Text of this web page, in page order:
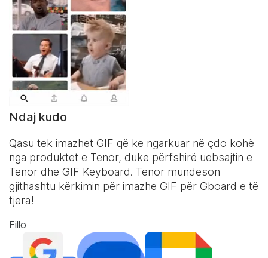
Ndaj kudo
Qasu tek imazhet GIF që ke ngarkuar në çdo kohë
nga produktet e Tenor, duke përfshirë uebsajtin e
Tenor dhe GIF Keyboard. Tenor mundëson
gjithashtu kërkimin për imazhe GIF për Gboard e të
tjera!
Fillo